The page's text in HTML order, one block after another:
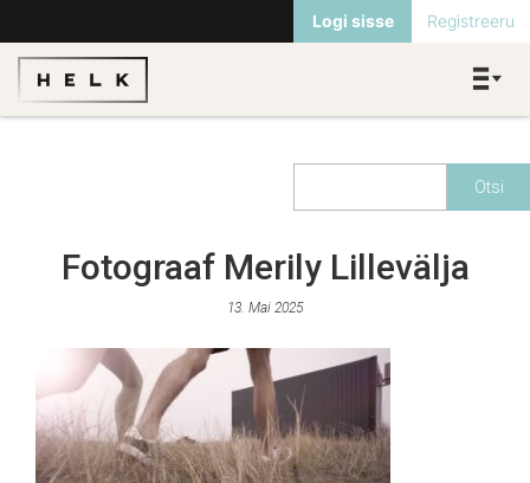
Fotograaf Merily Lillevälja
13. Mai 2025
Logi sisse Registreeru